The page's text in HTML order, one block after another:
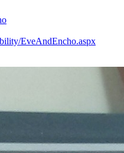
EveAndEncho.aspx